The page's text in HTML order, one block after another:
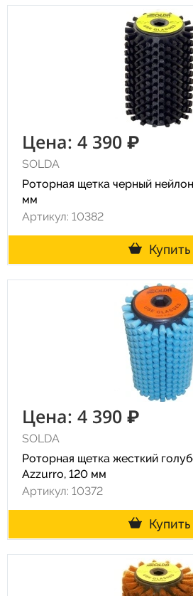
Цена: 4 390 ₽
SOLDA
Роторная щетка черный
мм
Артикул: 10382
Купить
Цена: 4 390 ₽
SOLDA
Роторная щетка жесткий
Azzurro, 120 мм
Артикул: 10372
Купить